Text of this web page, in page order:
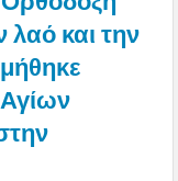
λαό και την